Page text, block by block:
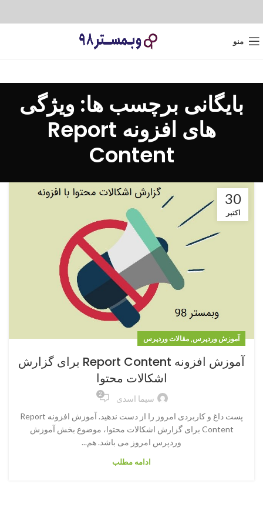
منو
بایگانی برچسب ها: ویژگی
های افزونه Report
Content
30
اکتبر
آموزش وردپرس, مقالات وردپرس
آموزش افزونه Report Content برای گزارش
اشکالات محتوا
سیما اسدی 2
پست داغ و کاربردی امروز را از دست ندهید. آموزش افزونه Report
Content برای گزارش اشکالات محتوا، موضوع بخش آموزش
وردپرس امروز می باشد. هم...
ادامه مطلب